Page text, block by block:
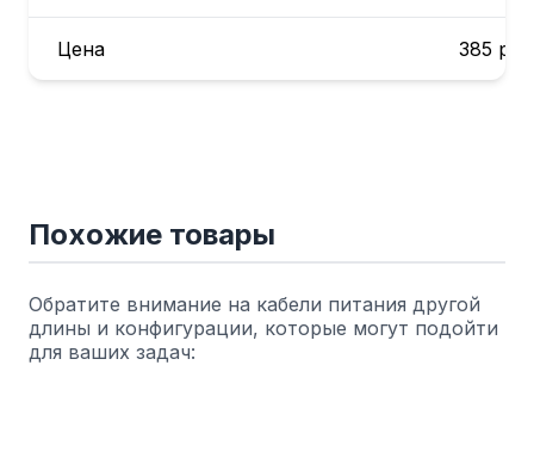
Цена 385
Похожие товары
Обратите внимание на кабели питания другой
длины и конфигурации, которые могут подойти
для ваших задач: